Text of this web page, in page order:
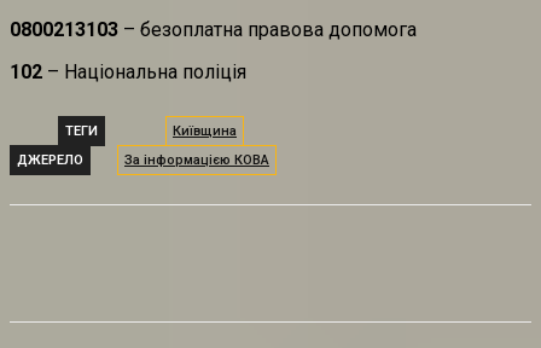
0800213103 – безоплатна правова допомога
102 – Національна поліція
ТЕГИ
Київщина
ДЖЕРЕЛО
За інформацією КОВА